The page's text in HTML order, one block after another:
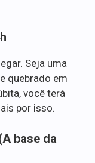
Seja uma
quebrado em
você terá
por isso.
base da